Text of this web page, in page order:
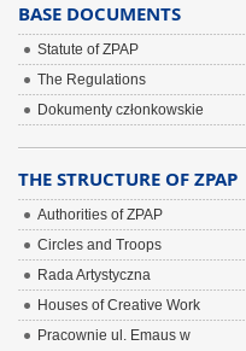
BASE DOCUMENTS
Statute of ZPAP
The Regulations
Dokumenty członkowskie
THE STRUCTURE OF ZPAP
Authorities of ZPAP
Circles and Troops
Rada Artystyczna
Houses of Creative Work
Pracownie ul. Emaus w